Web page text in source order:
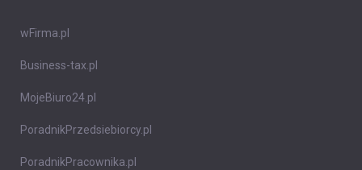
wFirma.pl
Business-tax.pl
MojeBiuro24.pl
PoradnikPrzedsiebiorcy.pl
PoradnikPracownika.pl